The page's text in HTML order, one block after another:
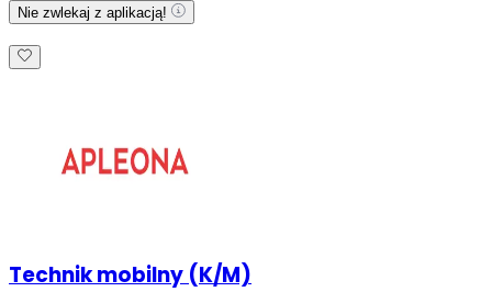
Nie zwlekaj z aplikacją!
Technik mobilny (K/M)